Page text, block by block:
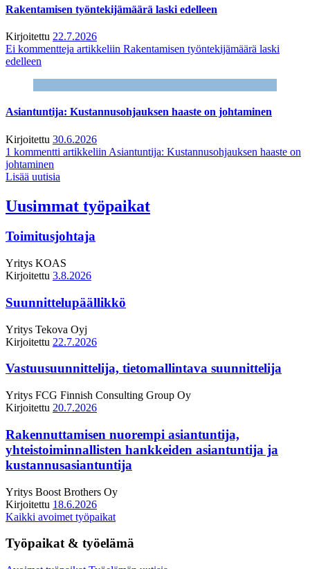
Rakentamisen työntekijämäärä laski edelleen
Kirjoitettu 22.7.2026
Ei kommentteja artikkeliin Rakentamisen työntekijämäärä laski
edelleen
Asiantuntija: Kustannusohjauksen haaste on johtaminen
Kirjoitettu 30.6.2026
1 kommentti artikkeliin Asiantuntija: Kustannusohjauksen haaste on
johtaminen
Lisää uutisia
Uusimmat työpaikat
Toimitusjohtaja
Yritys KOAS
Kirjoitettu 3.8.2026
Suunnittelupäällikkö
Yritys Tekova Oyj
Kirjoitettu 22.7.2026
Vastuusuunnittelija, tietomallintava suunnittelija
Yritys FCG Finnish Consulting Group Oy
Kirjoitettu 20.7.2026
Rakennuttamisen nuorempi asiantuntija,
yhteistoiminnallisten hankkeiden asiantuntija ja
kustannusasiantuntija
Yritys Boost Brothers Oy
Kirjoitettu 18.6.2026
Kaikki avoimet työpaikat
Työpaikat & työelämä